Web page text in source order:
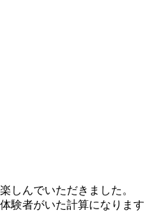
しんでいただきました。
験者がいた計算になります